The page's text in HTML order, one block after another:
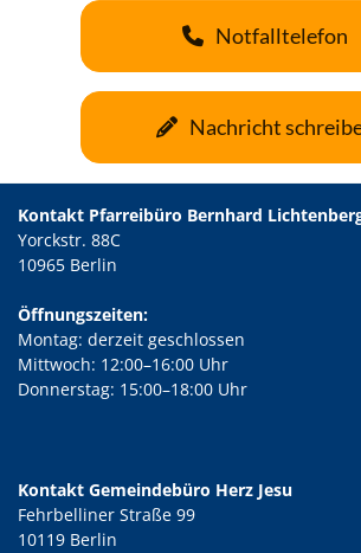
Notfalltelefon
Nachricht
Kontakt Pfarreibüro Bernhard
Yorckstr. 88C
10965 Berlin
Öffnungszeiten:
Montag: derzeit geschlossen
Mittwoch: 12:00–16:00 Uhr
Donnerstag: 15:00–18:00 Uhr
Kontakt Gemeindebüro Herz Jesu
Fehrbelliner Straße 99
10119 Berlin